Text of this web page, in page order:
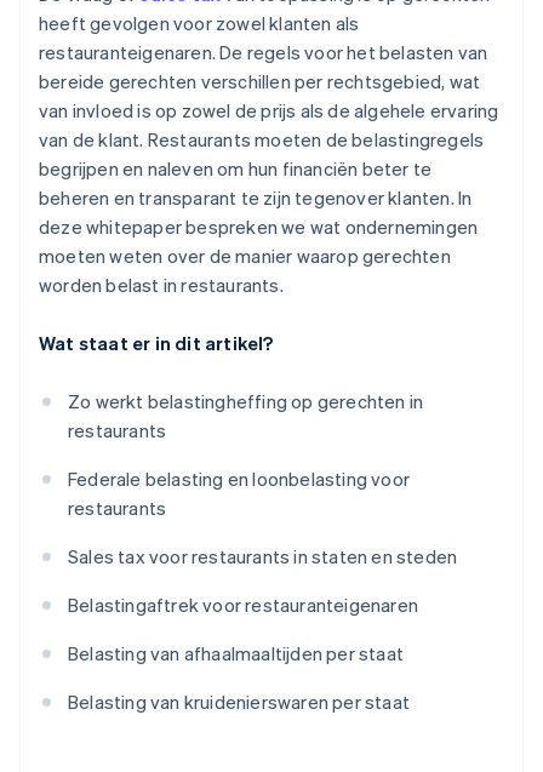
Marketing en reclame
Professionele vergoedingen
Verzekeringen
Belastingen en vergunningen
Reizen
Training en opleiding
Wijzigingen op het gebied van gezondheid en
Maaltijden voor werknemers
kruidenierswaren
heeft gevolgen voor zowel klanten als
restauranteigenaren. De regels voor het belasten van
bereide gerechten verschillen per rechtsgebied, wat
van invloed is op zowel de prijs als de algehele ervaring
van de klant. Restaurants moeten de belastingregels
begrijpen en naleven om hun financiën beter te
beheren en transparant te zijn tegenover klanten. In
deze whitepaper bespreken we wat ondernemingen
moeten weten over de manier waarop gerechten
worden belast in restaurants.
Wat staat er in dit artikel?
Zo werkt belastingheffing op gerechten in
restaurants
Federale belasting en loonbelasting voor
restaurants
Sales tax voor restaurants in staten en steden
Belastingaftrek voor restauranteigenaren
Belasting van afhaalmaaltijden per staat
Belasting van kruidenierswaren per staat